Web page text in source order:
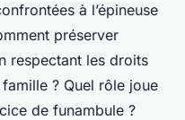
à l’épineuse
préserver
respectant les droits
? Quel rôle joue
de funambule ?